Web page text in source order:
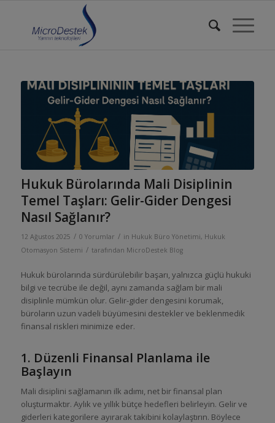
Hukuk Bürolarında Mali Disiplinin
Temel Taşları: Gelir-Gider Dengesi
Nasıl Sağlanır?
12 Ağustos 2025 / 0 Yorumlar / in Hukuk Büro Yönetimi, Hukuk
Otomasyon Sistemi / tarafından MicroDestek Blog
Hukuk bürolarında sürdürülebilir başarı, yalnızca güçlü hukuki
bilgi ve tecrübe ile değil, aynı zamanda sağlam bir mali
disiplinle mümkün olur. Gelir-gider dengesini korumak,
büroların uzun vadeli büyümesini destekler ve beklenmedik
finansal riskleri minimize eder.
1. Düzenli Finansal Planlama ile
Başlayın
Mali disiplini sağlamanın ilk adımı, net bir finansal plan
oluşturmaktır. Aylık ve yıllık bütçe hedefleri belirleyin. Gelir ve
giderleri kategorilere ayırarak takibini kolaylaştırın. Böylece